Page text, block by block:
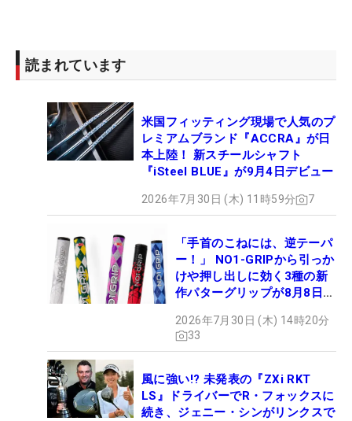
読まれています
米国フィッティング現場で人気のプ
レミアムブランド『ACCRA』が日
本上陸！ 新スチールシャフト
『iSteel BLUE』が9月4日デビュー
2026年7月30日 (木) 11時59分 7
「手首のこねには、逆テーパ
ー！」 NO1-GRIPから引っか
けや押し出しに効く3種の新
作パターグリップが8月8日デ
2026年7月30日 (木) 14時20分
33
風に強い!? 未発表の『ZXi RKT
LS』ドライバーでR・フォックスに
続き、ジェニー・シンがリンクスで